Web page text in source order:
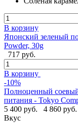
В корзину
Японский зеленый
Powder, 30g
717 руб.
В корзину
-10%
Полноценный
питания - Tokyo
5 400 руб.
4 860 руб.
Вкус